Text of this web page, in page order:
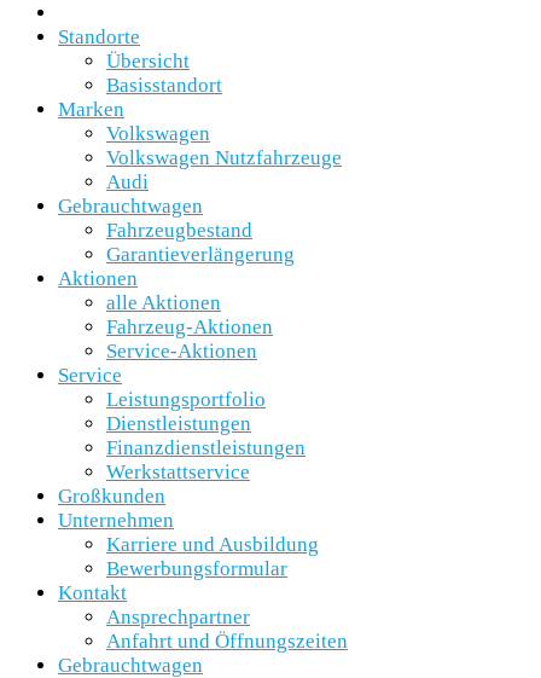
Standorte
Übersicht
Basisstandort
Marken
Volkswagen
Volkswagen Nutzfahrzeuge
Audi
Gebrauchtwagen
Fahrzeugbestand
Garantieverlängerung
Aktionen
alle Aktionen
Fahrzeug-Aktionen
Service-Aktionen
Service
Leistungsportfolio
Dienstleistungen
Finanzdienstleistungen
Werkstattservice
Großkunden
Unternehmen
Karriere und Ausbildung
Bewerbungsformular
Kontakt
Ansprechpartner
Anfahrt und Öffnungszeiten
Gebrauchtwagen